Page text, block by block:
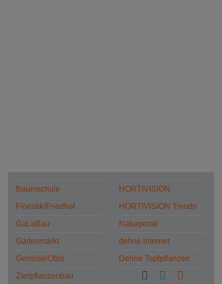
Baumschule
Floristik/Friedhof
GaLaBau
Gartenmarkt
Gemüse/Obst
Zierpflanzenbau
HORTIVISION
HORTIVISION Trends
Naturportal
dehne internet
Dehne Topfpflanzen